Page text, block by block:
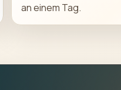
an einem Tag.